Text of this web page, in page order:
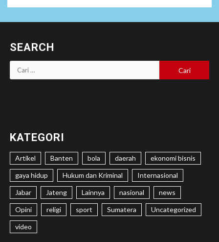
SEARCH
Cari
untuk:
KATEGORI
Artikel Banten bola daerah ekonomi bisnis
gaya hidup Hukum dan Kriminal Internasional
Jabar Jateng Lainnya nasional news
Opini religi sport Sumatera Uncategorized
video